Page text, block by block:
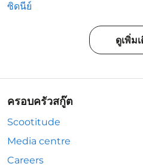
ซิดนีย์
ดูเพิ่ม
ครอบครัวสกู๊ต
Scootitude
Media centre
Careers